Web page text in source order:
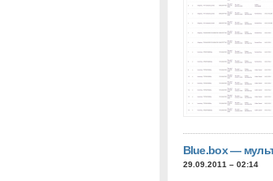
Blue.box —
29.09.2011 – 02:14